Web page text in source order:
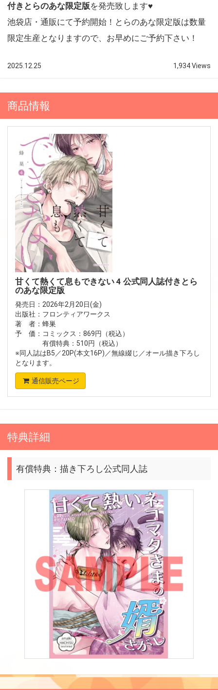
付きとらのあな限定版を発売致します♥
池袋店・通販にて予約開始！とらのあな限定版は数量
限定生産となりますので、お早めにご予約下さい！
2025.12.25 1,934 Views
商品情報
甘くて熱くて息もできない 4 公式同人誌付きとら
のあな限定版
発売日：2026年2月20日(金)
出版社：フロンティアワークス
著 者：蜂巣
予 価：コミックス：869円（税込）
有償特典：510円（税込）
※同人誌はB5／20P(本文16P)／無線綴じ／オール描き下ろし
となります。
通信販売ページ
特典詳細
有償特典：描き下ろし公式同人誌